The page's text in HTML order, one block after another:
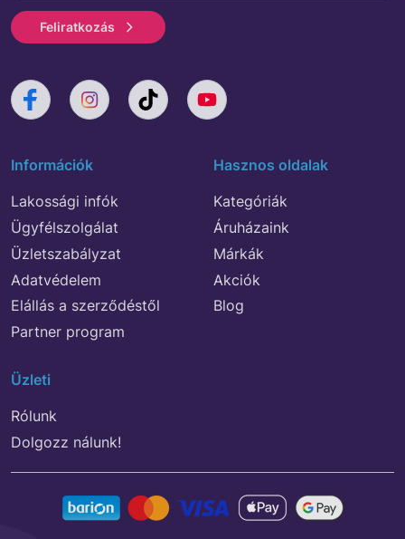
Feliratkozás
Információk
Lakossági infók
Ügyfélszolgálat
Üzletszabályzat
Adatvédelem
Elállás a szerződéstől
Partner program
Hasznos oldalak
Kategóriák
Áruházaink
Márkák
Akciók
Blog
Üzleti
Rólunk
Dolgozz nálunk!